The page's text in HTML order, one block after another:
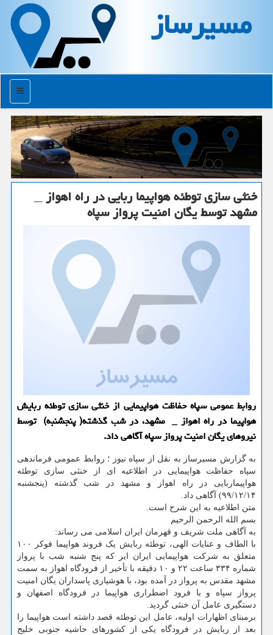
مسیرساز
منو
خنثی سازی توطئه هواپیما ربایی در راه اهواز _
مشهد توسط یگان امنیت پرواز سپاه
روابط عمومی سپاه حفاظت هواپیمایی از خنثی سازی توطئه ربایش
هواپیما در راه اهواز _ مشهد، در شب گذشته( پنجشنبه) توسط
نیروهای یگان امنیت پرواز سپاه آگاهی داد.
به گزارش مسیرساز به نقل از سپاه نیوز ؛ روابط عمومی فرماندهی
سپاه حفاظت هواپیمایی در اطلاعیه ای از خنثی سازی توطئه
هواپیماربایی در راه اهواز و مشهد در شب گذشته (پنجشنبه
۹۹/۱۲/۱۴) آگاهی داد.
متن اطلاعیه به این شرح است.
بسم الله الرحمن الرحیم
به آگاهی ملت شریف و قهرمان ایران اسلامی می رساند:
با الطاف و عنایات الهی، توطئه ربایش یک فروند هواپیما فوکر ۱۰۰
متعلق به شرکت هواپیمایی ایران ایر که پنج شنبه شب با پرواز
شماره ۳۳۴ ساعت ۲۲ و ۱۰ دقیقه با تأخیر از فرودگاه اهواز به سمت
مشهد مقدس به پرواز در آمده بود، با هوشیاری پاسداران یگان امنیت
پرواز سپاه و با فرود اضطراری هواپیما در فرودگاه اصفهان و
دستگیری عامل آن خنثی گردید.
برمبنای اظهارات اولیه، عامل این توطئه قصد داشته است هواپیما را
بعد از ربایش در فرودگاه یکی از کشورهای حاشیه جنوبی خلیج